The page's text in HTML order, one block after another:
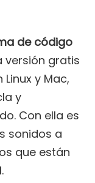
de código
versión gratis
y Mac,
y
Con ella es
sonidos a
que están